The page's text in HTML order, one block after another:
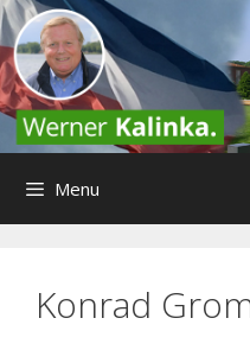
Zum
Inhalt
springen
Menu
Konrad